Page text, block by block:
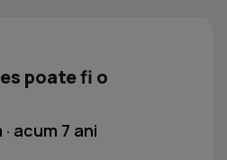
poate fi o
acum 7 ani